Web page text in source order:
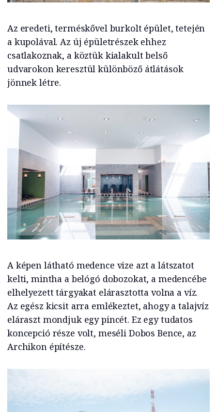
Az eredeti, terméskővel burkolt épület, tetején
a kupolával. Az új épületrészek ehhez
csatlakoznak, a köztük kialakult belső
udvarokon keresztül különböző átlátások
jönnek létre.
A képen látható medence vize azt a látszatot
kelti, mintha a belógó dobozokat, a medencébe
elhelyezett tárgyakat elárasztotta volna a víz.
Az egész kicsit arra emlékeztet, ahogy a talajvíz
eláraszt mondjuk egy pincét. Ez egy tudatos
koncepció része volt, meséli Dobos Bence, az
Archikon építésze.